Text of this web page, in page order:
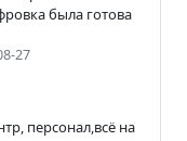
была готова
27
персонал,всё на